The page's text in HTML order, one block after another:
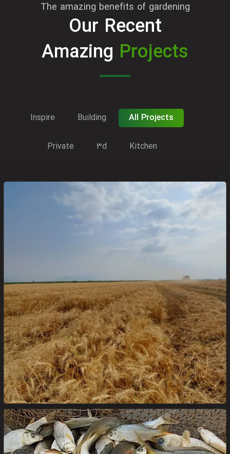
The amazing benefits of gardening
Our Recent
Amazing Projects
All Projects
Building
Inspire
Kitchen ۳d Private